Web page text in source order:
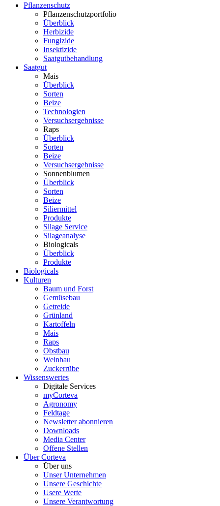
Pflanzenschutz
Pflanzenschutzportfolio
Überblick
Herbizide
Fungizide
Insektizide
Saatgutbehandlung
Saatgut
Mais
Überblick
Sorten
Beize
Technologien
Versuchsergebnisse
Raps
Überblick
Sorten
Beize
Versuchsergebnisse
Sonnenblumen
Überblick
Sorten
Beize
Siliermittel
Produkte
Silage Service
Silageanalyse
Biologicals
Überblick
Produkte
Biologicals
Kulturen
Baum und Forst
Gemüsebau
Getreide
Grünland
Kartoffeln
Mais
Raps
Obstbau
Weinbau
Zuckerrübe
Wissenswertes
Digitale Services
myCorteva
Agronomy
Feldtage
Newsletter abonnieren
Downloads
Media Center
Offene Stellen
Über Corteva
Über uns
Unser Unternehmen
Unsere Geschichte
Usere Werte
Unsere Verantwortung